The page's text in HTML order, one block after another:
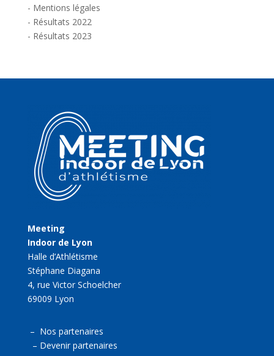
- Mentions légales
- Résultats 2022
- Résultats 2023
Meeting
Indoor de Lyon
Halle d’Athlétisme
Stéphane Diagana
4, rue Victor Schoelcher
69009 Lyon
– Nos partenaires
– Devenir partenaires